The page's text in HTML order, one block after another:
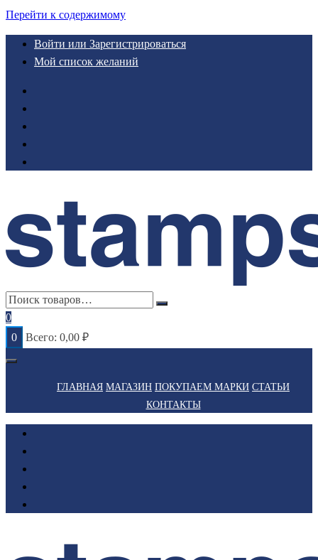
Перейти к содержимому
Войти или Зарегистрироваться
Мой список желаний
0
0
Всего: 0,00 ₽
ГЛАВНАЯ МАГАЗИН ПОКУПАЕМ МАРКИ СТАТЬИ
КОНТАКТЫ